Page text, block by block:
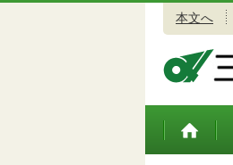
本文へ
トップペ